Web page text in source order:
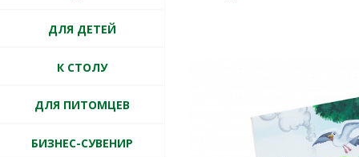
ДЛЯ ДЕТЕЙ
К СТОЛУ
ДЛЯ ПИТОМЦЕВ
БИЗНЕС-СУВЕНИР